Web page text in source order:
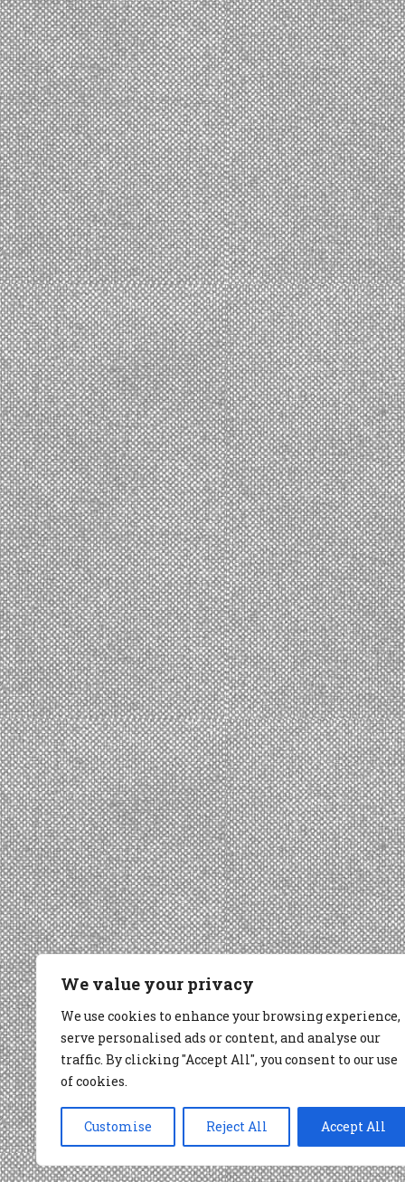
We value your privacy
We use cookies to enhance your browsing experience,
serve personalised ads or content, and analyse our
traffic. By clicking "Accept All", you consent to our use
of cookies.
Customise Reject All Accept All